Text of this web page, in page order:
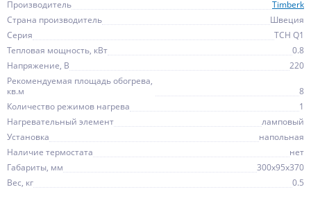
Производитель
Timberk
Страна производитель
Швеция
Серия
TCH Q1
Тепловая мощность, кВт
0.8
Напряжение, В
220
Рекомендуемая площадь обогрева,
кв.м
8
Количество режимов нагрева
1
Нагревательный элемент
ламповый
Установка
напольная
Наличие термостата
нет
Габариты, мм
300x95x370
Вес, кг
0.5